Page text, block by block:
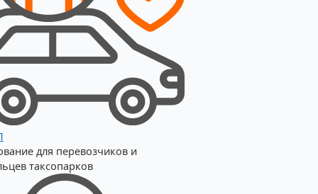
для перевозчиков и
таксопарков